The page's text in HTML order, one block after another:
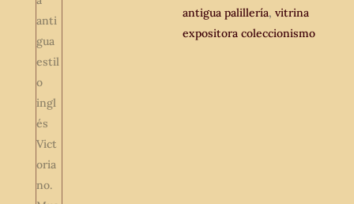
antigua palillería,vitrina
expositora coleccionismo